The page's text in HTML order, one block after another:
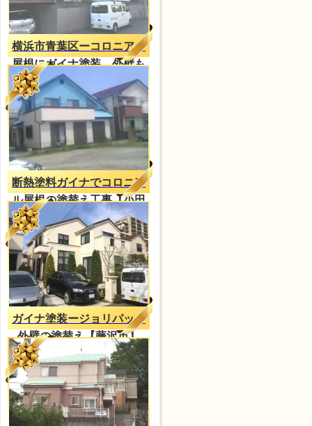
横浜市青葉区ーコロニアル
屋根にガイナ塗装、外壁も
防水塗装
断熱塗料ガイナでコロニア
ル屋根の塗替え工事【小田
原市】
ガイナ塗装ージョリパット
外壁の塗替え【藤沢市】